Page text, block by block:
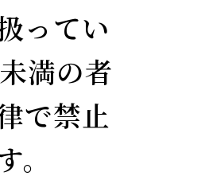
ってい
満の者
で禁止